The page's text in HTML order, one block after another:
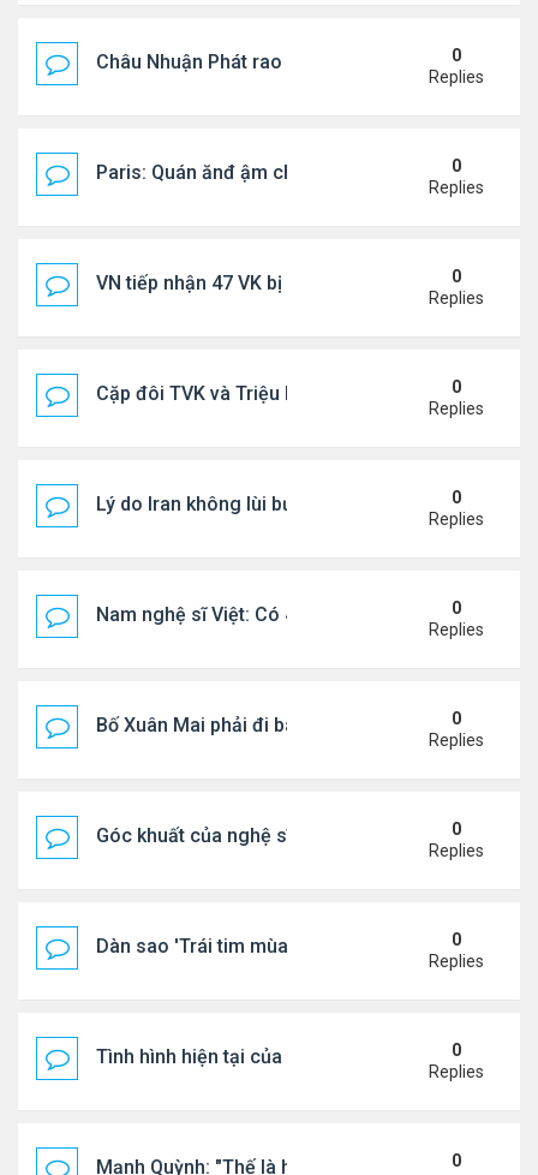
Châu Nhuận Phát rao bán tài sản
0
Replies
Paris: Quán ănđ ậm chất Việt đông kín khách chờ
0
Replies
VN tiếp nhận 47 VK bị Mỹ trục xuất, Công an
0
Replies
Cặp đôi TVK và Triệu Mẫn được yêu thích nhất
0
Replies
Lý do Iran không lùi bước trước lời đe dọa của
0
Replies
Nam nghệ sĩ Việt: Có 4 nhà ở Pháp, sống gần
0
Replies
Bố Xuân Mai phải đi bán cơm ở Mỹ
0
Replies
Góc khuất của nghệ sĩ Hoài Tâm
0
Replies
Dàn sao 'Trái tim mùa thu' sau 26 năm
0
Replies
Tình hình hiện tại của Quang Lê
0
Replies
Mạnh Quỳnh: "Thế là hết"
0